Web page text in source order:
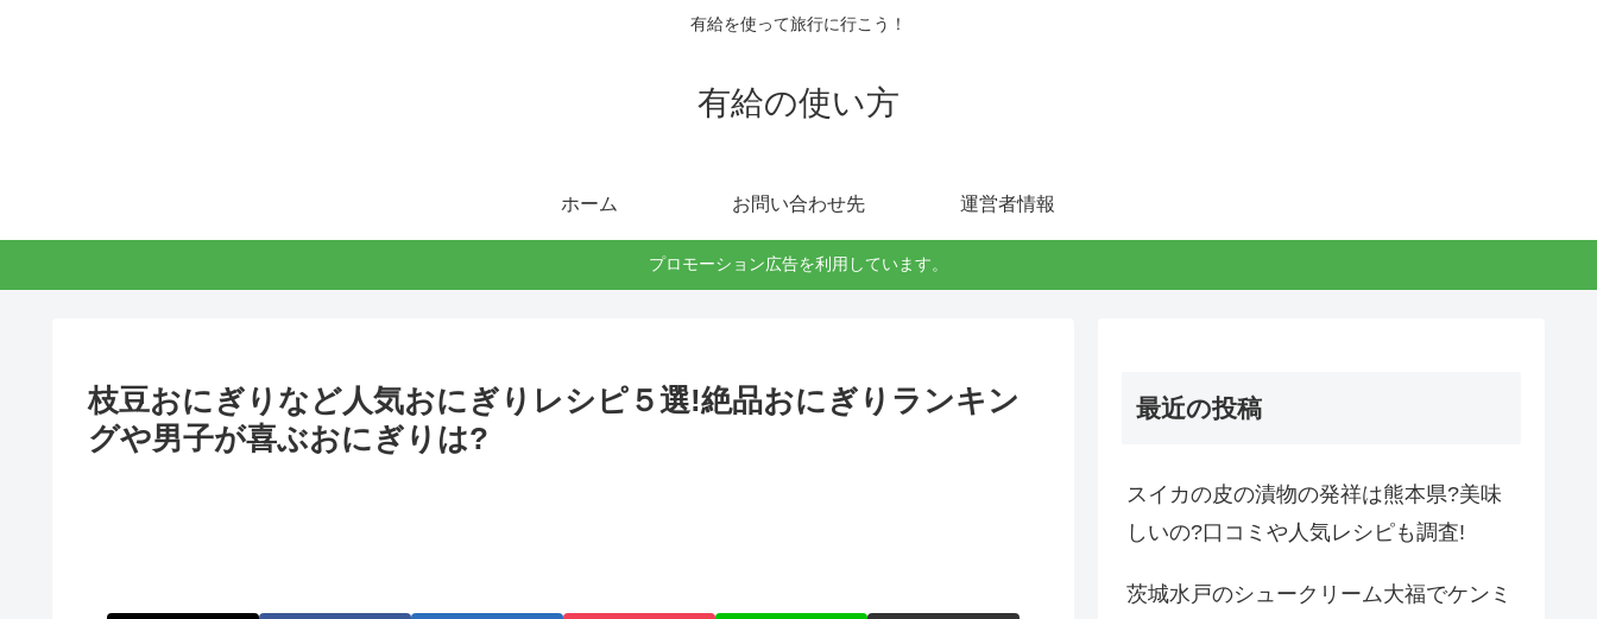
有給を使って旅行に行こう！
有給の使い方
ホーム お問い合わせ先 運営者情報
プロモーション広告を利用しています。
枝豆おにぎりなど人気おにぎりレシピ５選!絶品おにぎりランキン
グや男子が喜ぶおにぎりは?
最近の投稿
スイカの皮の漬物の発祥は熊本県?美味
しいの?口コミや人気レシピも調査!
茨城水戸のシュークリーム大福でケンミ